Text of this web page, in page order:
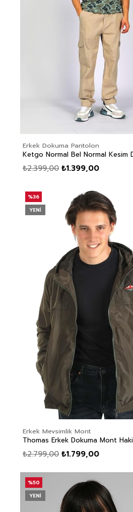
Erkek Dokuma Pantolon
₺1.399,00
₺2.399,00
Erkek Mevsimlik Mont
Thomas Erkek Dokuma Mont Haki
₺1.799,00
₺2.799,00
%36
YENI
%50
YENI